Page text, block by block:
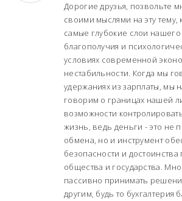
Дорогие друзья, позвольте
своими мыслями на эту тему,
самые глубокие слои
благополучия и
условиях современной
нестабильности. Когда мы
удержаниях из зарплаты, мы
говорим о границах нашей
возможности
жизнь, ведь деньги - это не
обмена, но и инструмент
безопасности и
общества и государства.
пассивно принимать
другим, будь то бухгалтерия